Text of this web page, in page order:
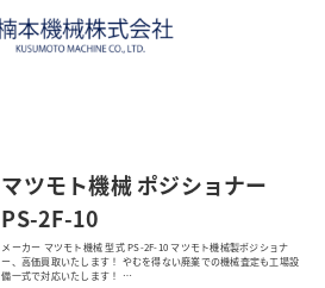
マツモト機械 ポジショナー
PS-2F-10
メーカー マツモト機械 型式 PS-2F-10 マツモト機械製ポジショナ
ー、高価買取いたします！ やむを得ない廃業での機械査定も工場設
備一式で対応いたします！ …